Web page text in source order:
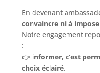
En devenant
convaincre ni à
Notre engagement
:
👉 informer, c’est
choix éclairé.